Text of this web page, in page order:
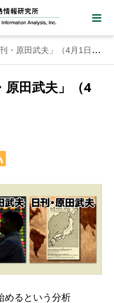
原田武夫」（4月1日号）
田武夫」（4
めるという分析